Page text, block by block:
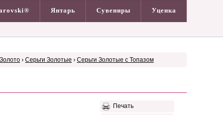
Янтарь Сувениры Уценка
Золото › Серьги Золотые › Серьги Золотые с Топазом
Печать